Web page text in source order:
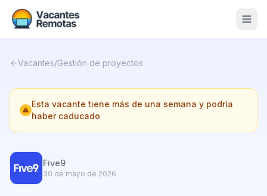
Nosotros
Contacto
Calculadora Freelance
Vacantes/Gestión de proyectos
Esta vacante tiene más de una semana y podría
haber caducado
Five9
30 de mayo de 2026